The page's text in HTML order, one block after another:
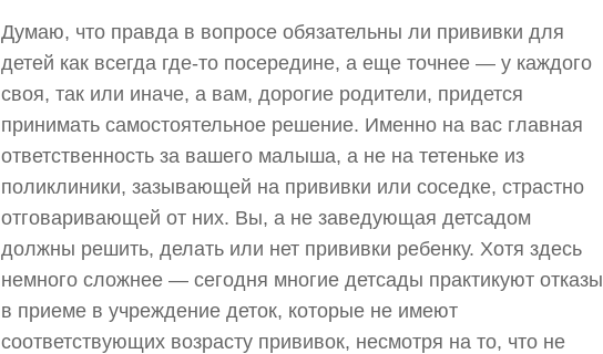
Думаю, что правда в вопросе обязательны ли прививки для
детей как всегда где-то посередине, а еще точнее — у каждого
своя, так или иначе, а вам, дорогие родители, придется
принимать самостоятельное решение. Именно на вас главная
ответственность за вашего малыша, а не на тетеньке из
поликлиники, зазывающей на прививки или соседке, страстно
отговаривающей от них. Вы, а не заведующая детсадом
должны решить, делать или нет прививки ребенку. Хотя здесь
немного сложнее — сегодня многие детсады практикуют отказы
в приеме в учреждение деток, которые не имеют
соответствующих возрасту прививок, несмотря на то, что не